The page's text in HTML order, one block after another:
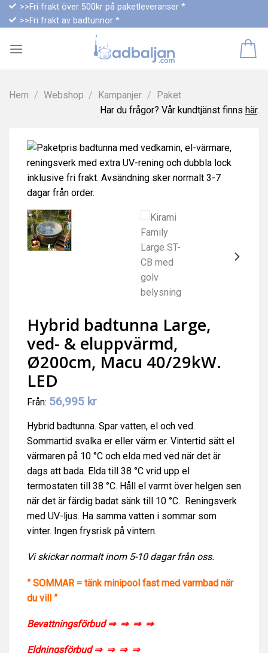
Skip >>Fri frakt över 500kr på paketleveranser *
>>Fri frakt av badtunnor *
Hem / Webshop / Kampanjer / Paket
Har du frågor? Vår kundtjänst finns här.
Hybrid badtunna Large,
ved- & eluppvärmd,
Ø200cm, Macu 40/29kW.
LED
Från: 56,995 kr
Hybrid badtunna. Spar vatten, el och ved.
Sommartid svalka er eller värm er. Vintertid sätt el
värmaren på 10 °C och elda med ved när det är
dags att bada. Elda till 38 °C vrid upp el
termostaten till 38 °C. Håll el varmt över helgen sen
när det är färdig badat sänk till 10 °C. Reningsverk
med UV-ljus. Ha samma vatten i sommar som
vinter. Ingen frysrisk på vintern.
Vi skickar normalt inom 5-10 dagar från oss.
” SOMMAR = tänk minipool fast med varmbad när
du vill ”
Bevattningsförbud ⇒ ⇒ ⇒ ⇒
Eldningsförbud ⇒ ⇒ ⇒ ⇒